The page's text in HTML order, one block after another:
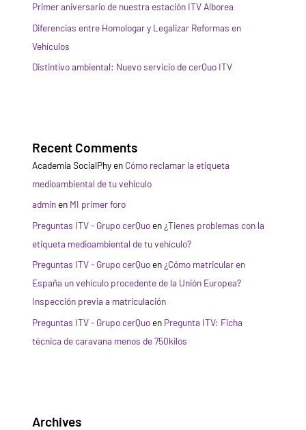
Primer aniversario de nuestra estación ITV Alborea
Diferencias entre Homologar y Legalizar Reformas en
Vehículos
Distintivo ambiental: Nuevo servicio de cerQuo ITV
Recent Comments
Academia SocialPhyen Cómo reclamar la etiqueta
medioambiental de tu vehículo
adminen MI primer foro
Preguntas ITV - Grupo cerQuoen ¿Tienes problemas con la
etiqueta medioambiental de tu vehículo?
Preguntas ITV - Grupo cerQuoen ¿Cómo matricular en
España un vehículo procedente de la Unión Europea?
Inspección previa a matriculación
Preguntas ITV - Grupo cerQuoen Pregunta ITV: Ficha
técnica de caravana menos de 750kilos
Archives